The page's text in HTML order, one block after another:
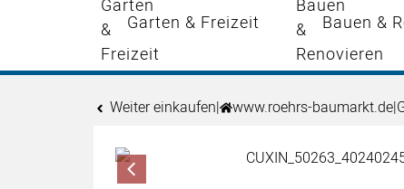
Garten & Freizeit Bauen &
Weiter einkaufen| www.roehrs-baumarkt.de|
Produktgalerie
Zur Kaufbox springen